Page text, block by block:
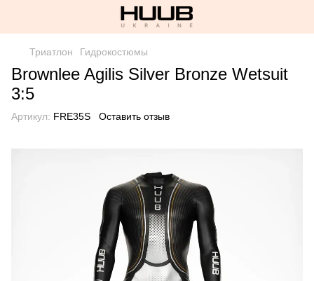
Триатлон Гидрокостюмы
Brownlee Agilis Silver Bronze Wetsuit
3:5
Артикул: FRE35S Оставить отзыв